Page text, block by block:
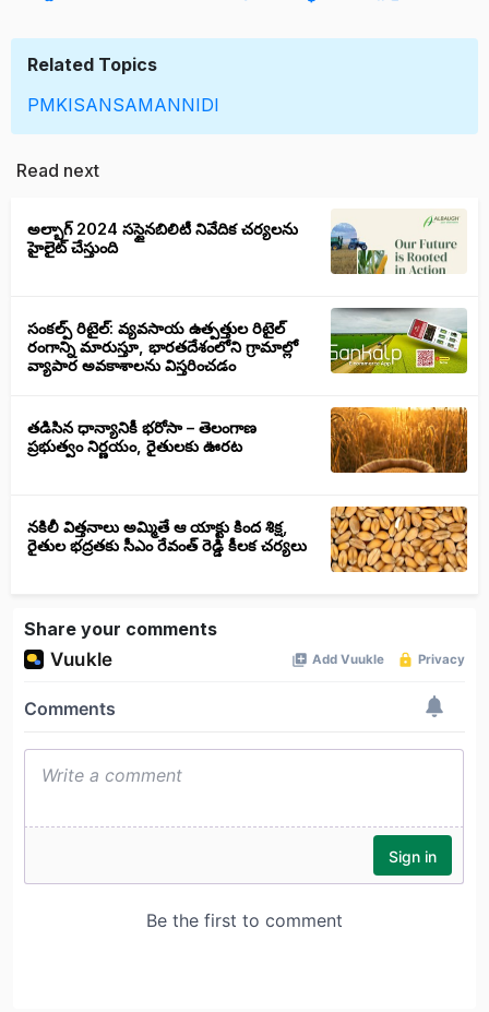
Related Topics
PMKISANSAMANNIDI
Read next
అల్బాగ్ 2024 సస్టైనబిలిటీ నివేదిక చర్యలను
హైలైట్ చేస్తుంది
సంకల్ప్ రిటైల్: వ్యవసాయ ఉత్పత్తుల రిటైల్
రంగాన్ని మారుస్తూ, భారతదేశంలోని గ్రామాల్లో
వ్యాపార అవకాశాలను విస్తరించడం
తడిసిన ధాన్యానికీ భరోసా – తెలంగాణ
ప్రభుత్వం నిర్ణయం, రైతులకు ఊరట
నకిలీ విత్తనాలు అమ్మితే ఆ యాక్టు కింద శిక్ష,
రైతుల భద్రతకు సీఎం రేవంత్ రెడ్డి కీలక చర్యలు
Share your comments